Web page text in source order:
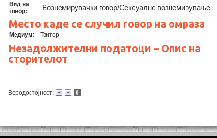
Вид на
говор:
Вознемирувачки говор/Сексуално вознемирување
Место каде се случил говор на омраза
Медиум: Твитер
Незадолжителни податоци – Опис на
сторителот
Веродостојност: 0